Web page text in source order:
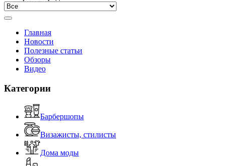
Главная
Новости
Полезные статьи
Обзоры
Видео
Категории
Барбершопы
Визажисты, стилисты
Дома моды